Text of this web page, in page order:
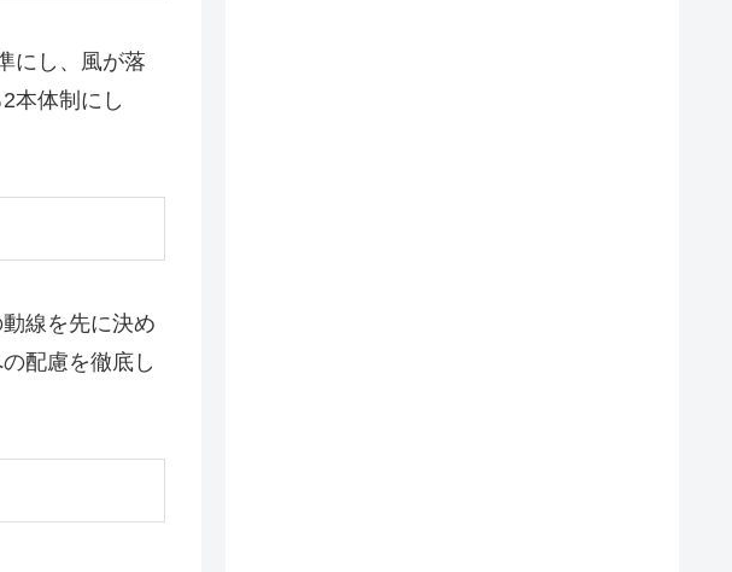
にし、風が落
本体制にし
線を先に決め
配慮を徹底し